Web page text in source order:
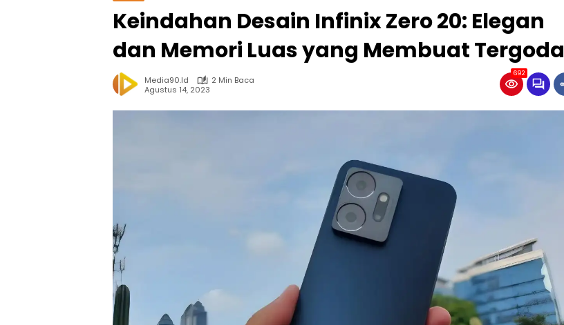
Keindahan Desain Infinix Zero 20: Elegan
dan Memori Luas yang Membuat Tergoda
Media90.id
2 Min Baca
Agustus 14, 2023
692